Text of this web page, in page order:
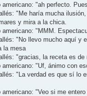
"ah perfecto.
"Me haría mucha
y mira a la chica.
"MMM.
"No llevo mucho aquí y
la mesa
"gracias, la receta es de
"Uf, ánimo con
"La verdad es que sí lo
"Veo si me